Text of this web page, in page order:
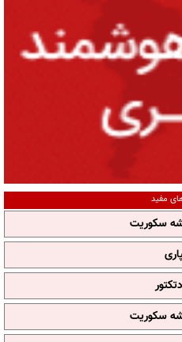
مفید
سکوریت
سکوریت